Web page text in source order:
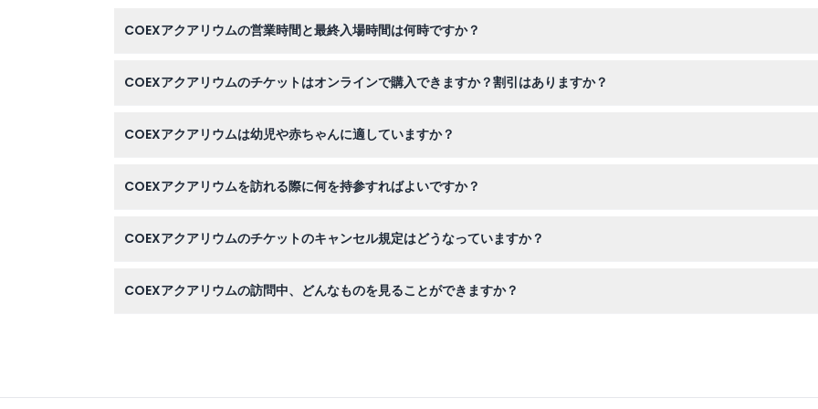
COEXアクアリウムの営業時間と最終入場時間は何時ですか？
COEXアクアリウムのチケットはオンラインで購入できますか？割引はありますか？
COEXアクアリウムは幼児や赤ちゃんに適していますか？
COEXアクアリウムを訪れる際に何を持参すればよいですか？
COEXアクアリウムのチケットのキャンセル規定はどうなっていますか？
COEXアクアリウムの訪問中、どんなものを見ることができますか？